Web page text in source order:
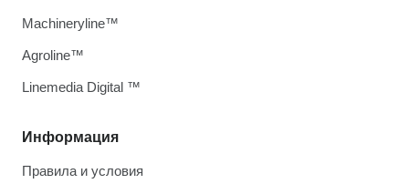
Информация
Правила и условия
Machineryline™
Agroline™
Linemedia Digital ™